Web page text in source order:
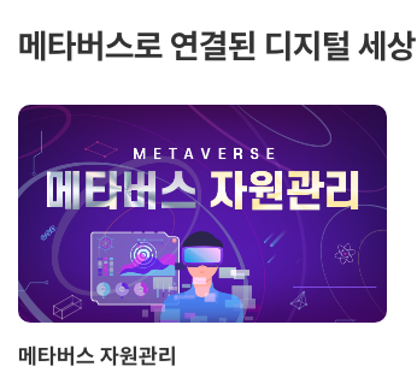
메타버스로 연결된 디지털 세상
메타버스 자원관리